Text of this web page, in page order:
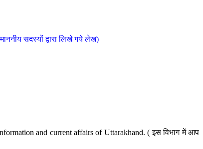
सदस्यों द्वारा लिखे गये लेख)
and current affairs of Uttarakhand. ( इस विभाग में आप